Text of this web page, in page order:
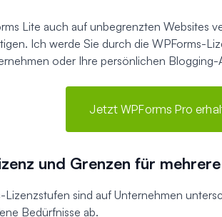
Lite auch auf unbegrenzten Websites
Ich werde Sie durch die WPForms-
oder Ihre persönlichen
Jetzt WPForms Pro
und Grenzen für
Lizenzstufen sind auf Unternehmen
Bedürfnisse ab.